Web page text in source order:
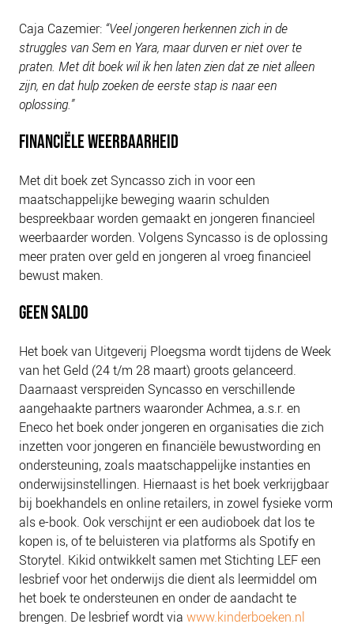
Caja Cazemier: “Veel jongeren herkennen zich in de
struggles van Sem en Yara, maar durven er niet over te
praten. Met dit boek wil ik hen laten zien dat ze niet alleen
zijn, en dat hulp zoeken de eerste stap is naar een
oplossing.”
FINANCIËLE WEERBAARHEID
Met dit boek zet Syncasso zich in voor een
maatschappelijke beweging waarin schulden
bespreekbaar worden gemaakt en jongeren financieel
weerbaarder worden. Volgens Syncasso is de oplossing
meer praten over geld en jongeren al vroeg financieel
bewust maken.
GEEN SALDO
Het boek van Uitgeverij Ploegsma wordt tijdens de Week
van het Geld (24 t/m 28 maart) groots gelanceerd.
Daarnaast verspreiden Syncasso en verschillende
aangehaakte partners waaronder Achmea, a.s.r. en
Eneco het boek onder jongeren en organisaties die zich
inzetten voor jongeren en financiële bewustwording en
ondersteuning, zoals maatschappelijke instanties en
onderwijsinstellingen. Hiernaast is het boek verkrijgbaar
bij boekhandels en online retailers, in zowel fysieke vorm
als e-book. Ook verschijnt er een audioboek dat los te
kopen is, of te beluisteren via platforms als Spotify en
Storytel. Kikid ontwikkelt samen met Stichting LEF een
lesbrief voor het onderwijs die dient als leermiddel om
het boek te ondersteunen en onder de aandacht te
brengen. De lesbrief wordt via www.kinderboeken.nl